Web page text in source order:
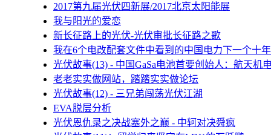
2017第九届光伏四新展/2017北京太阳能展
我与阳光的爱恋
新长征路上的光伏-光伏审批长征路之歌
我在6个电改配套文件中看到的中国电力下一个十年
光伏故事(13) - 中国GaSa电池首要创始人：航天机
老老实实做网站，踏踏实实做论坛
光伏故事(12) - 三兄弟闯荡光伏江湖
EVA脱层分析
光伏恩仇录之决战塞外之巅 - 中轲对决舜疯